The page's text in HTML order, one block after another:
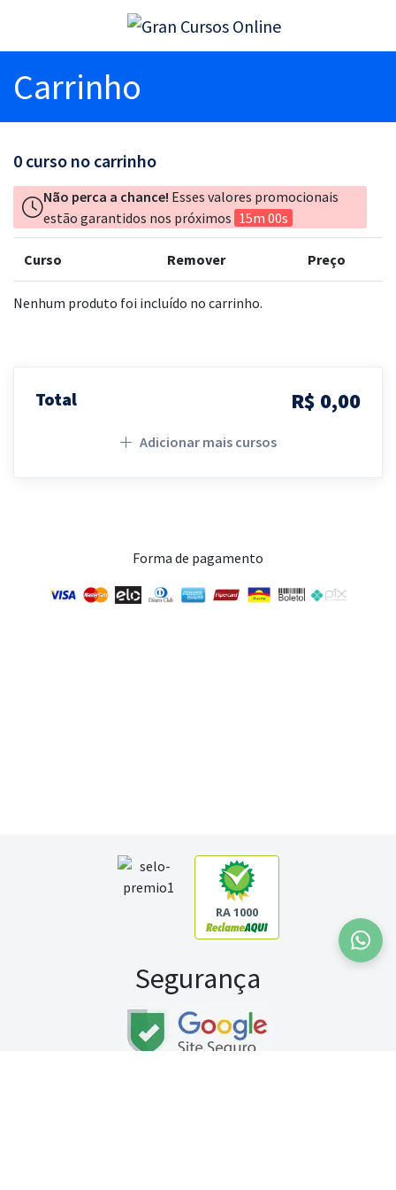
Carrinho
0 curso no carrinho
Não perca a chance! Esses valores promocionais
estão garantidos nos próximos 15m 00s
Curso Remover Preço
Nenhum produto foi incluído no carrinho.
Total R$ 0,00
Adicionar mais cursos
Forma de pagamento
RA 1000
Segurança